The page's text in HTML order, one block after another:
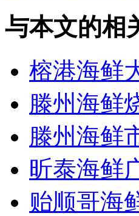
与本文的相
榕港海鲜
滕州海鲜
滕州海鲜
昕泰海鲜
贻顺哥海